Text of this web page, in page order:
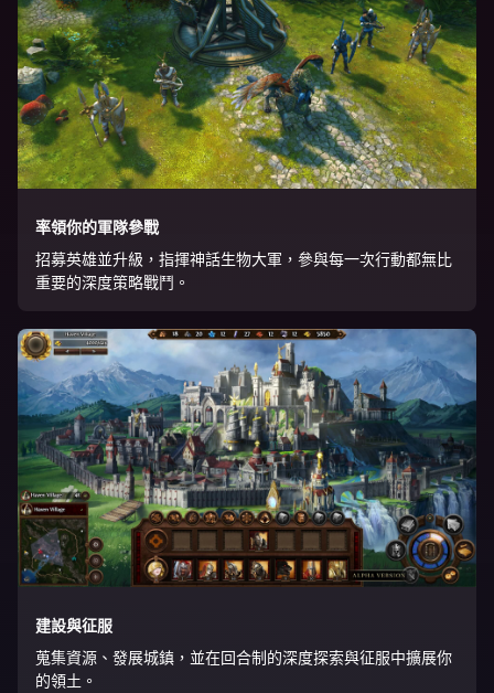
率領你的軍隊參戰
招募英雄並升級，指揮神話生物大軍，參與每一次行動都無比
重要的深度策略戰鬥。
建設與征服
蒐集資源、發展城鎮，並在回合制的深度探索與征服中擴展你
的領土。